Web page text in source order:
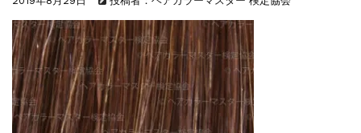
新着情報
一部ヘアカラーチャートのお値引きを行いま...
新着情報
2026.7.1
2026年度夏季・シルバーウィーク休業の...
新着情報
2025.3.11
【新商品】厚口ヘアカラーチャートA4サイ...
新着情報
2024.7.2